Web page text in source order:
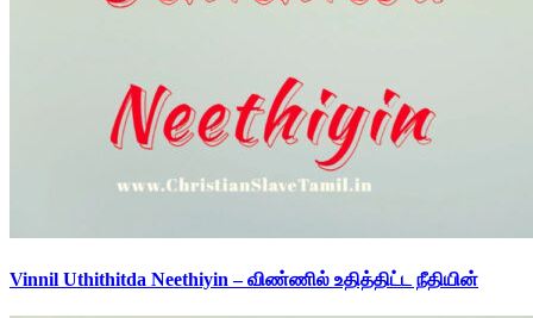
Vinnil Uthithitda Neethiyin – விண்ணில் உதித்திட்ட நீதியின்